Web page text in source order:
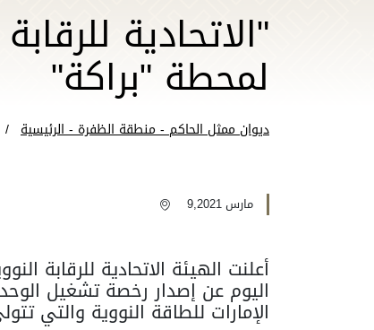
"الاتحادية
لمحطة "براكة"
ديوان ممثل الحاكم - منطقة الظفرة - الرئيسية
مارس 9,2021
أعلنت الهيئة الاتحادية للرقابة
اليوم عن إصدار رخصة تشغيل
الإمارات للطاقة النووية والتي